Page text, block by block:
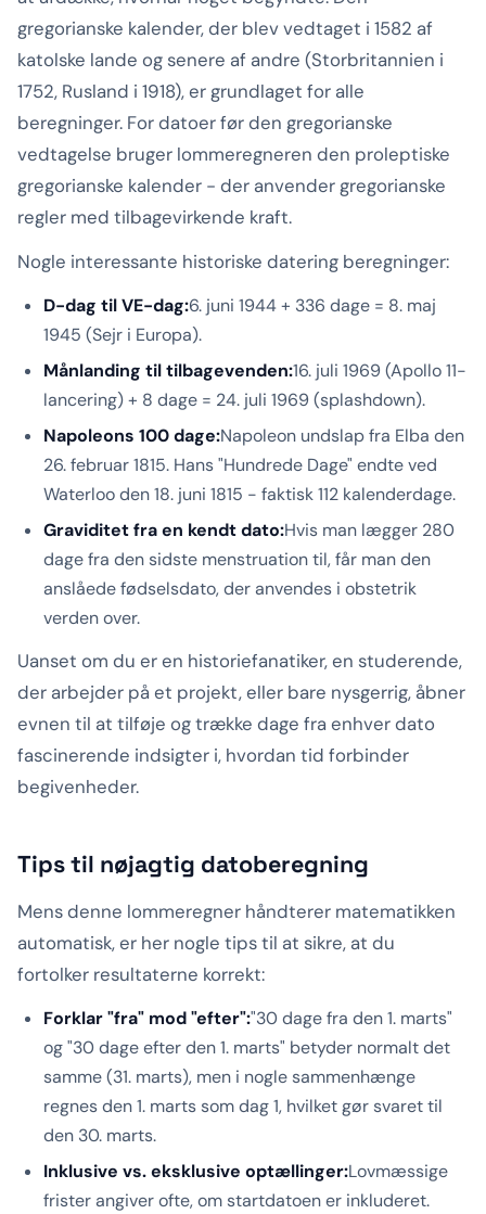
gregorianske kalender, der blev vedtaget i 1582 af
katolske lande og senere af andre (Storbritannien i
1752, Rusland i 1918), er grundlaget for alle
beregninger. For datoer før den gregorianske
vedtagelse bruger lommeregneren den proleptiske
gregorianske kalender - der anvender gregorianske
regler med tilbagevirkende kraft.
Nogle interessante historiske datering beregninger:
D-dag til VE-dag:6. juni 1944 + 336 dage = 8. maj
1945 (Sejr i Europa).
Månlanding til tilbagevenden:16. juli 1969 (Apollo 11-
lancering) + 8 dage = 24. juli 1969 (splashdown).
Napoleons 100 dage:Napoleon undslap fra Elba den
26. februar 1815. Hans "Hundrede Dage" endte ved
Waterloo den 18. juni 1815 - faktisk 112 kalenderdage.
Graviditet fra en kendt dato:Hvis man lægger 280
dage fra den sidste menstruation til, får man den
anslåede fødselsdato, der anvendes i obstetrik
verden over.
Uanset om du er en historiefanatiker, en studerende,
der arbejder på et projekt, eller bare nysgerrig, åbner
evnen til at tilføje og trække dage fra enhver dato
fascinerende indsigter i, hvordan tid forbinder
begivenheder.
Tips til nøjagtig datoberegning
Mens denne lommeregner håndterer matematikken
automatisk, er her nogle tips til at sikre, at du
fortolker resultaterne korrekt:
Forklar "fra" mod "efter":"30 dage fra den 1. marts"
og "30 dage efter den 1. marts" betyder normalt det
samme (31. marts), men i nogle sammenhænge
regnes den 1. marts som dag 1, hvilket gør svaret til
den 30. marts.
Inklusive vs. eksklusive optællinger:Lovmæssige
frister angiver ofte, om startdatoen er inkluderet.